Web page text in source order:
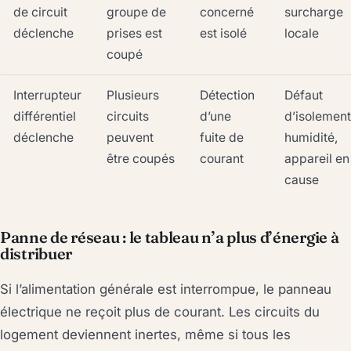
de circuit
déclenche
groupe de
prises est
coupé
concerné
est isolé
surcharge
locale
Interrupteur
différentiel
déclenche
Plusieurs
circuits
peuvent
être coupés
Détection
d’une
fuite de
courant
Défaut
humidité,
appareil en
cause
Panne de réseau : le tableau n’a plus d’énergie à
distribuer
Si l’alimentation générale est interrompue, le panneau
électrique ne reçoit plus de courant. Les circuits du
logement deviennent inertes, même si tous les